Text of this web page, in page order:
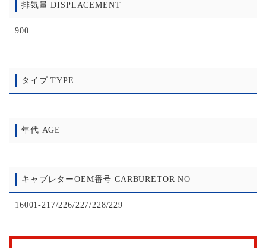
排気量 DISPLACEMENT
900
タイプ TYPE
年代 AGE
キャブレターOEM番号 CARBURETOR NO
16001-217/226/227/228/229